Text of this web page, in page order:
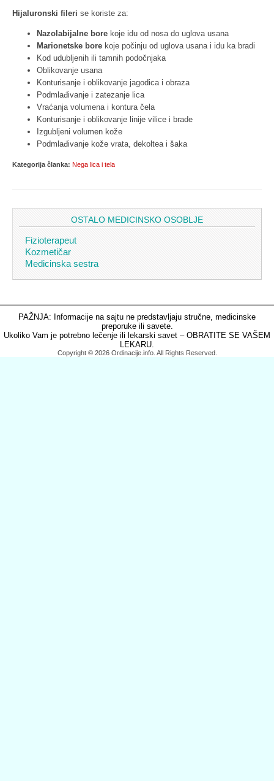
Hijaluronski fileri se koriste za:
Nazolabijalne bore koje idu od nosa do uglova usana
Marionetske bore koje počinju od uglova usana i idu ka bradi
Kod udubljenih ili tamnih podočnjaka
Oblikovanje usana
Konturisanje i oblikovanje jagodica i obraza
Podmlađivanje i zatezanje lica
Vraćanja volumena i kontura čela
Konturisanje i oblikovanje linije vilice i brade
Izgubljeni volumen kože
Podmlađivanje kože vrata, dekoltea i šaka
Kategorija članka: Nega lica i tela
OSTALO MEDICINSKO OSOBLJE
Fizioterapeut
Kozmetičar
Medicinska sestra
PAŽNJA: Informacije na sajtu ne predstavljaju stručne, medicinske
preporuke ili savete.
Ukoliko Vam je potrebno lečenje ili lekarski savet – OBRATITE SE VAŠEM
LEKARU.
Copyright © 2026 Ordinacije.info. All Rights Reserved.